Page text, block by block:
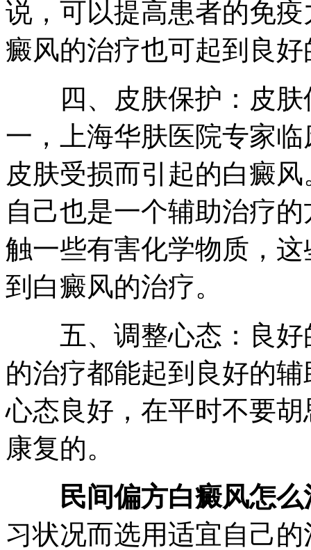
说，可以提高患者的免
癜风的治疗也可起到良
四、皮肤保护：皮肤
一，上海华肤医院专家
皮肤受损而引起的白癜
自己也是一个辅助治疗
触一些有害化学物质，
到白癜风的治疗。
五、调整心态：良好
的治疗都能起到良好的
心态良好，在平时不要
康复的。
民间偏方白癜风怎么
习状况而选用适宜自己